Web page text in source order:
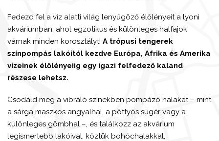
Fedezd fel a víz alatti világ lenyűgöző élőlényeit a lyoni
akváriumban, ahol egzotikus és különleges halfajok
várnak minden korosztályt! A trópusi tengerek
színpompás lakóitól kezdve Európa, Afrika és Amerika
vizeinek élőlényeiig egy igazi felfedező kaland
részese lehetsz.
Csodáld meg a vibráló színekben pompázó halakat – mint
a sárga maszkos angyalhal, a pöttyös sügér vagy a
különleges gömbhal –, és találkozz az akvárium
legismertebb lakóival, köztük bohóchalakkal,